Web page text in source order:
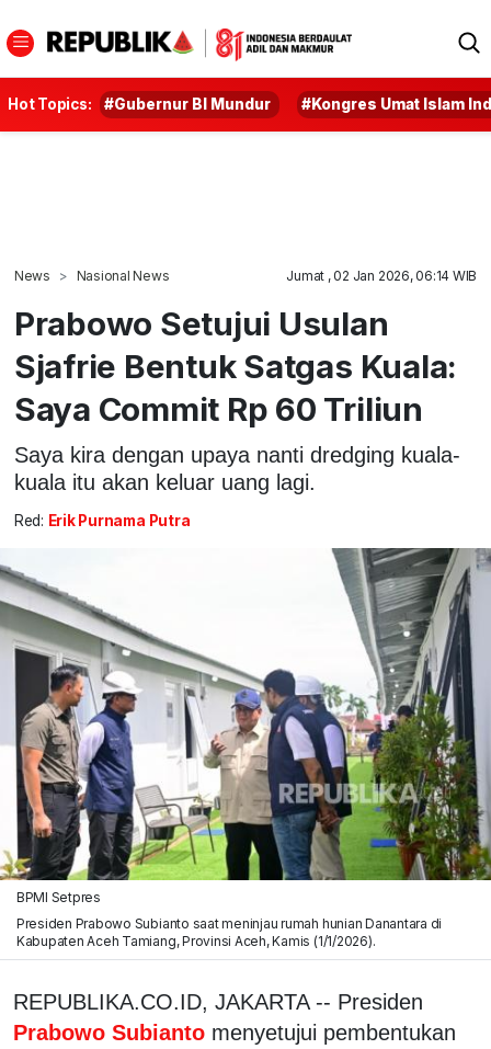
Hot Topics: #Gubernur BI Mundur #Kongres Umat Islam
News Nasional News Jumat , 02 Jan 2026, 06:14 WIB
Prabowo Setujui Usulan
Sjafrie Bentuk Satgas Kuala:
Saya Commit Rp 60 Triliun
Saya kira dengan upaya nanti dredging kuala-
kuala itu akan keluar uang lagi.
Red: Erik Purnama Putra
BPMI Setpres
Presiden Prabowo Subianto saat meninjau rumah hunian Danantara di
Kabupaten Aceh Tamiang, Provinsi Aceh, Kamis (1/1/2026).
REPUBLIKA.CO.ID, JAKARTA -- Presiden
Prabowo Subianto menyetujui pembentukan